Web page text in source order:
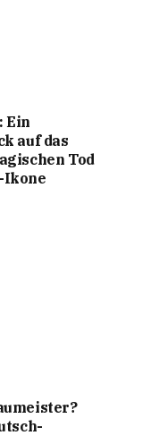
Ein
auf das
Tod
Ikone